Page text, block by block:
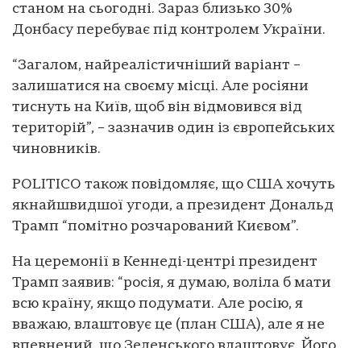
станом на сьогодні. Зараз близько 30%
Донбасу перебуває під контролем України.
“Загалом, найреалістичніший варіант –
залишатися на своєму місці. Але росіяни
тиснуть на Київ, щоб він відмовився від
територій”, – зазначив один із європейських
чиновників.
POLITICO також повідомляє, що США хочуть
якнайшвидшої угоди, а президент Дональд
Трамп “помітно розчарований Києвом”.
На церемонії в Кеннеді-центрі президент
Трамп заявив: “росія, я думаю, воліла б мати
всю країну, якщо подумати. Але росію, я
вважаю, влаштовує це (план США), але я не